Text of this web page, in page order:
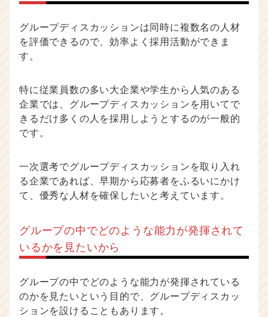
グループディスカッションは同時に複数名の人材
を評価できるので、効率よく採用活動ができま
す。
特に従業員数の多い大企業や学生から人気のある
企業では、グループディスカッションを用いてで
きるだけ多くの人を採用しようとするのが一般的
です。
一次選考でグループディスカッションを取り入れ
る企業であれば、早期から応募者をふるいにかけ
て、優秀な人材を確保したいと考えています。
グループの中でどのような能力が発揮されて
いるかを見たいから
グループの中でどのような能力が発揮されている
のかを見たいという目的で、グループディスカッ
ションを設けることもあります。